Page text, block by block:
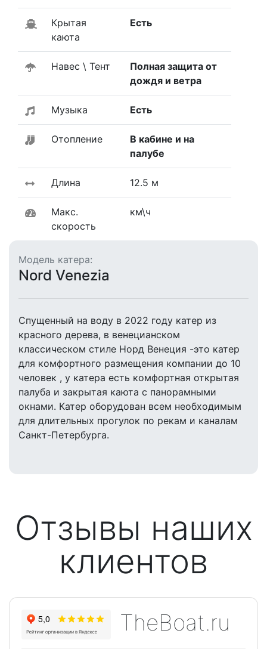
Крытая
каюта
Есть
Навес \ Тент
Полная защита от
дождя и ветра
Музыка Есть
Отопление
В кабине и на
палубе
Длина 12.5 м
Макс.
скорость
км\ч
Модель катера:
Nord Venezia
Спущенный на воду в 2022 году катер из
красного дерева, в венецианском
классическом стиле Норд Венеция -это катер
для комфортного размещения компании до 10
человек , у катера есть комфортная открытая
палуба и закрытая каюта с панорамными
окнами. Катер оборудован всем необходимым
для длительных прогулок по рекам и каналам
Санкт-Петербурга.
Отзывы наших
клиентов
TheBoat.ru